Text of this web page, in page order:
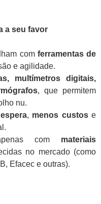
a seu favor
com ferramentas de
e agilidade.
multímetros digitais,
, que permitem
nu.
, menos custose
com materiais
no mercado (como
Efacec e outras).